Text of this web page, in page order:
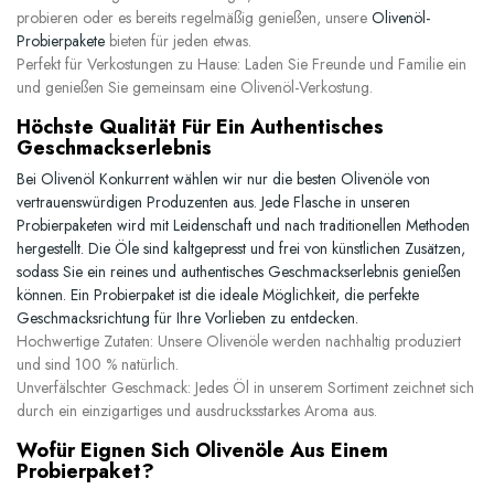
probieren oder es bereits regelmäßig genießen, unsere Olivenöl-
Probierpakete bieten für jeden etwas.
Perfekt für Verkostungen zu Hause: Laden Sie Freunde und Familie ein
und genießen Sie gemeinsam eine Olivenöl-Verkostung.
Höchste Qualität Für Ein Authentisches
Geschmackserlebnis
Bei Olivenöl Konkurrent wählen wir nur die besten Olivenöle von
vertrauenswürdigen Produzenten aus. Jede Flasche in unseren
Probierpaketen wird mit Leidenschaft und nach traditionellen Methoden
hergestellt. Die Öle sind kaltgepresst und frei von künstlichen Zusätzen,
sodass Sie ein reines und authentisches Geschmackserlebnis genießen
können. Ein Probierpaket ist die ideale Möglichkeit, die perfekte
Geschmacksrichtung für Ihre Vorlieben zu entdecken.
Hochwertige Zutaten: Unsere Olivenöle werden nachhaltig produziert
und sind 100 % natürlich.
Unverfälschter Geschmack: Jedes Öl in unserem Sortiment zeichnet sich
durch ein einzigartiges und ausdrucksstarkes Aroma aus.
Wofür Eignen Sich Olivenöle Aus Einem
Probierpaket?